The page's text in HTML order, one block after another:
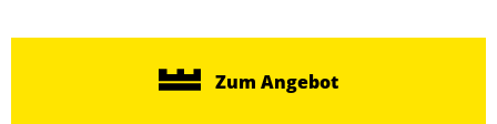
Zum Angebot